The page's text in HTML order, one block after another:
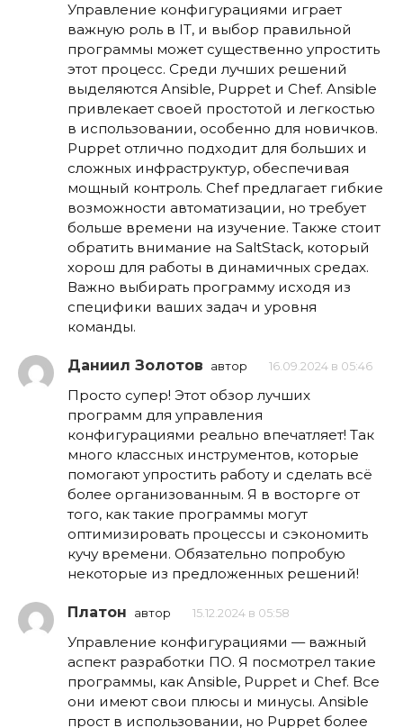
Управление конфигурациями играет
важную роль в IT, и выбор правильной
программы может существенно упростить
этот процесс. Среди лучших решений
выделяются Ansible, Puppet и Chef. Ansible
привлекает своей простотой и легкостью
в использовании, особенно для новичков.
Puppet отлично подходит для больших и
сложных инфраструктур, обеспечивая
мощный контроль. Chef предлагает гибкие
возможности автоматизации, но требует
больше времени на изучение. Также стоит
обратить внимание на SaltStack, который
хорош для работы в динамичных средах.
Важно выбирать программу исходя из
специфики ваших задач и уровня
команды.
Даниил Золотов автор 16.09.2024 в 05:46
Просто супер! Этот обзор лучших
программ для управления
конфигурациями реально впечатляет! Так
много классных инструментов, которые
помогают упростить работу и сделать всё
более организованным. Я в восторге от
того, как такие программы могут
оптимизировать процессы и сэкономить
кучу времени. Обязательно попробую
некоторые из предложенных решений!
Платон автор 15.12.2024 в 05:58
Управление конфигурациями — важный
аспект разработки ПО. Я посмотрел такие
программы, как Ansible, Puppet и Chef. Все
они имеют свои плюсы и минусы. Ansible
прост в использовании, но Puppet более